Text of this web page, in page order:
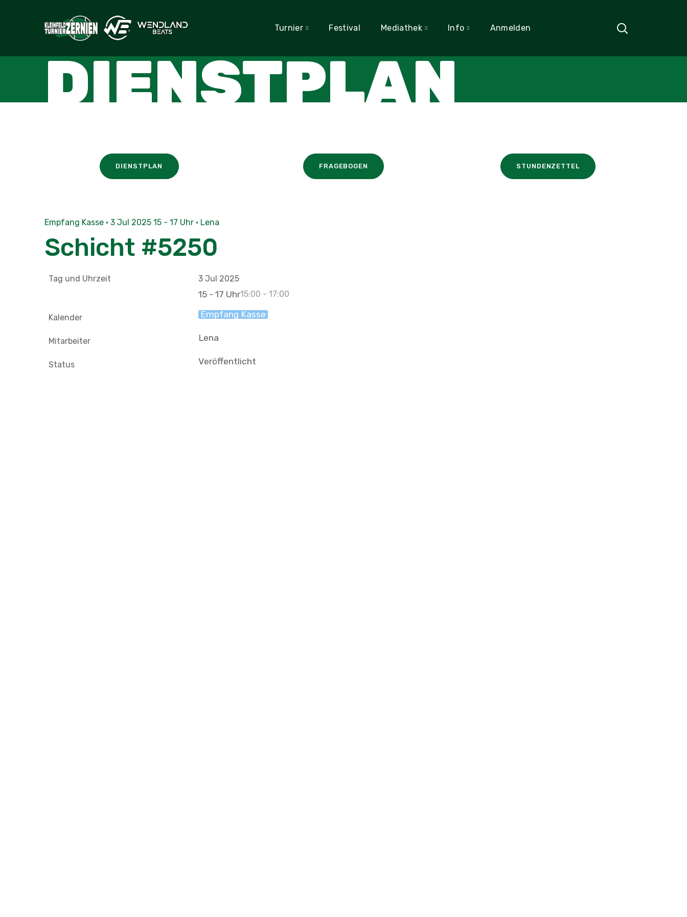
Turnier Festival Mediathek Info Anmelden
DIENSTPLAN
DIENSTPLAN FRAGEBOGEN STUNDENZETTEL
Empfang Kasse · 3 Jul 2025 15 - 17 Uhr · Lena
Schicht #5250
Tag und Uhrzeit 3 Jul 2025
15 - 17 Uhr15:00 - 17:00
Kalender Empfang Kasse
Mitarbeiter Lena
Status Veröffentlicht